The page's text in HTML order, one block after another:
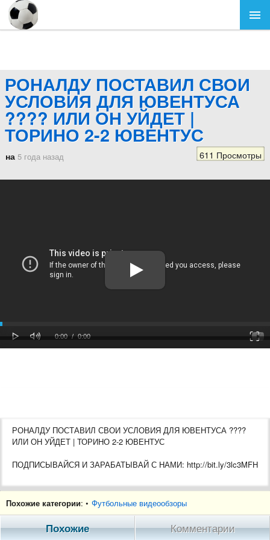
РОНАЛДУ ПОСТАВИЛ СВОИ
УСЛОВИЯ ДЛЯ ЮВЕНТУСА
???? ИЛИ ОН УЙДЕТ |
ТОРИНО 2-2 ЮВЕНТУС
на 5 года назад 611 Просмотры
Current
0:00 / Duration
0:00
РОНАЛДУ ПОСТАВИЛ СВОИ УСЛОВИЯ ДЛЯ ЮВЕНТУСА ????
ИЛИ ОН УЙДЕТ | ТОРИНО 2-2 ЮВЕНТУС
ПОДПИСЫВАЙСЯ И ЗАРАБАТЫВАЙ С НАМИ: http://bit.ly/3lc3MFH
Приветствуем всех на канале Foot Magic. Трансферы и всё, что с
многое другое вы найдёте на нашем канале! Подпишитесь, и
Похожие категории: • Футбольные видеообзоры
Похожие Комментарии